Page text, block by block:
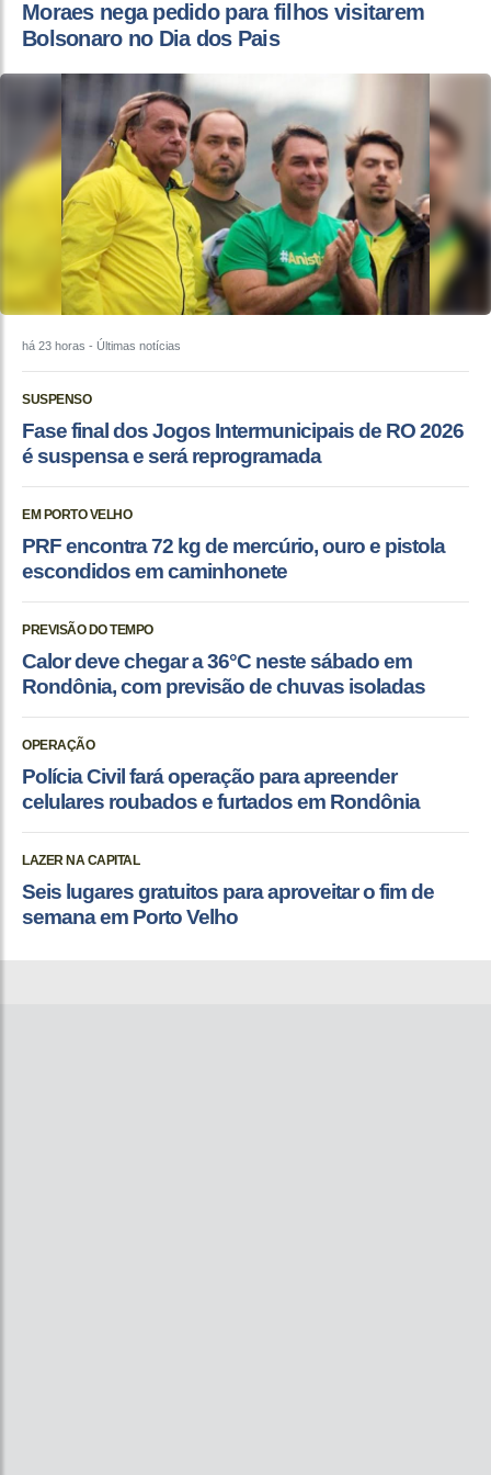
Moraes nega pedido para filhos visitarem
Bolsonaro no Dia dos Pais
há 23 horas - Últimas notícias
SUSPENSO
Fase final dos Jogos Intermunicipais de RO 2026
é suspensa e será reprogramada
EM PORTO VELHO
PRF encontra 72 kg de mercúrio, ouro e pistola
escondidos em caminhonete
PREVISÃO DO TEMPO
Calor deve chegar a 36°C neste sábado em
Rondônia, com previsão de chuvas isoladas
OPERAÇÃO
Polícia Civil fará operação para apreender
celulares roubados e furtados em Rondônia
LAZER NA CAPITAL
Seis lugares gratuitos para aproveitar o fim de
semana em Porto Velho